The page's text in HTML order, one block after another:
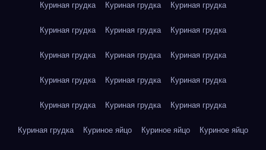
Куриная грудка Куриная грудка Куриная грудка
Куриная грудка Куриная грудка Куриная грудка
Куриная грудка Куриная грудка Куриная грудка
Куриная грудка Куриная грудка Куриная грудка
Куриная грудка Куриная грудка Куриная грудка
Куриная грудка Куриное яйцо Куриное яйцо Куриное яйцо